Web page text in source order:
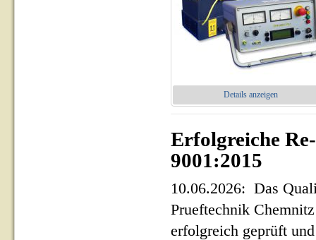
Details anzeigen
Erfolgreiche
9001:2015
10.06.2026: Das
Prueftechnik
erfolgreich geprüft